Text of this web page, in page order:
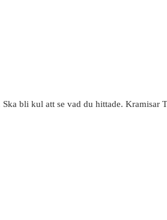
bli kul att se vad du hittade. Kramisar